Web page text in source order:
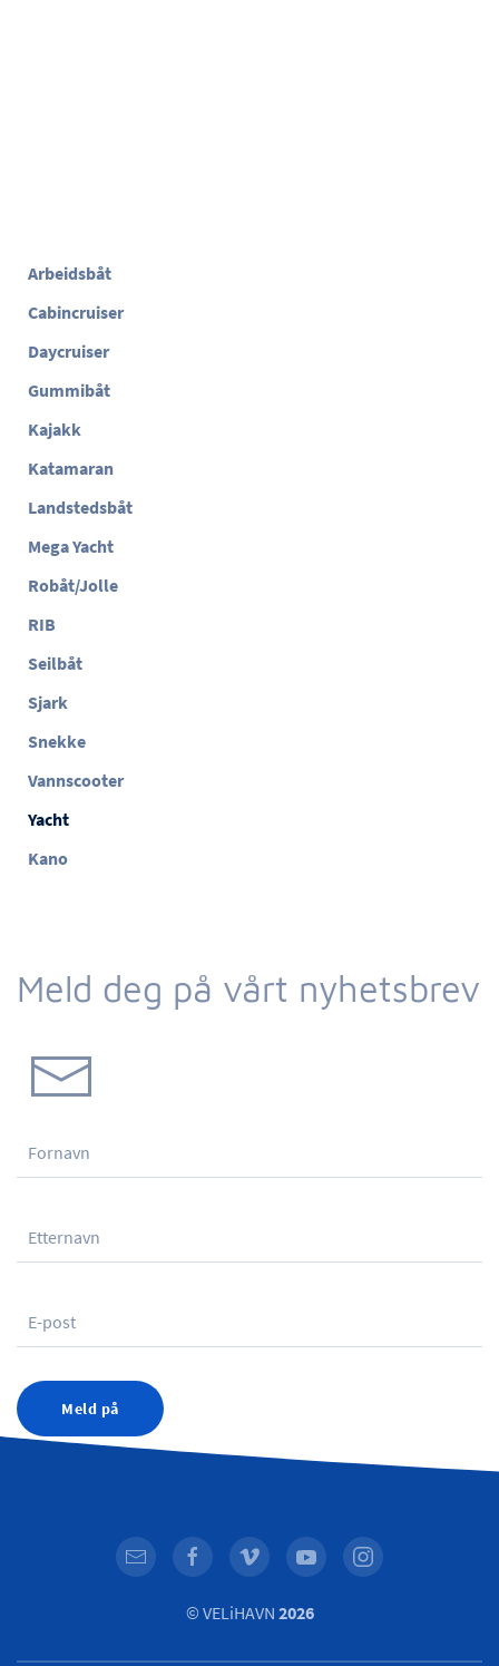
Arbeidsbåt
Cabincruiser
Daycruiser
Gummibåt
Kajakk
Katamaran
Landstedsbåt
Mega Yacht
Robåt/Jolle
RIB
Seilbåt
Sjark
Snekke
Vannscooter
Yacht
Kano
Meld deg på vårt nyhetsbrev
Meld på
© VELiHAVN 2026